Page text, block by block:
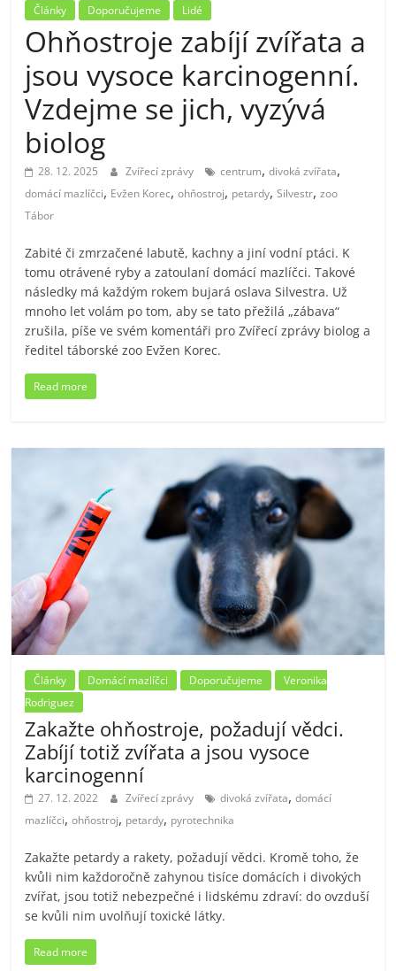
Články Doporučujeme Lidé
Ohňostroje zabíjí zvířata a
jsou vysoce karcinogenní.
Vzdejme se jich, vyzývá
biolog
28. 12. 2025 Zvířecí zprávy centrum,divoká zvířata,
domácí mazlíčci, Evžen Korec,ohňostroj, petardy,Silvestr,zoo
Tábor
Zabité či zmrzačené labutě, kachny a jiní vodní ptáci. K
tomu otrávené ryby a zatoulaní domácí mazlíčci. Takové
následky má každým rokem bujará oslava Silvestra. Už
mnoho let volám po tom, aby se tato přežilá „zábava“
zrušila, píše ve svém komentáři pro Zvířecí zprávy biolog a
ředitel táborské zoo Evžen Korec.
Read more
Články Domácí mazlíčci Doporučujeme
Veronika
Rodriguez
Zakažte ohňostroje, požadují vědci.
Zabíjí totiž zvířata a jsou vysoce
karcinogenní
27. 12. 2022 Zvířecí zprávy divoká zvířata,domácí
mazlíčci,ohňostroj, petardy, pyrotechnika
Zakažte petardy a rakety, požadují vědci. Kromě toho, že
kvůli nim každoročně zahynou tisíce domácích i divokých
zvířat, jsou totiž nebezpečné i lidskému zdraví: do ovzduší
se kvůli nim uvolňují toxické látky.
Read more